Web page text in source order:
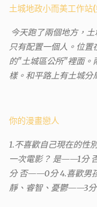
土城地政小而美工作站
今天跑了兩個地方，
只有配置一個人。位
的"土城區公所"裡面。
樣。和平路上有土城分
沒有正式的地政事務所
到以後還真嚇了一跳，
有問題的幽靈合約恐怕
會去調閱這些資料。因
案牘勞形中，會願意
你的漫畫戀人
1.不喜歡自己現在的
一次電影？ 是——1分
分 否——0分 4.喜歡男
靜、睿智、憂鬱——3分